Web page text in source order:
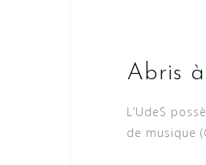
Abris
L’UdeS
de musique